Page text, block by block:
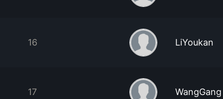
16 LiYoukan
17 WangGang